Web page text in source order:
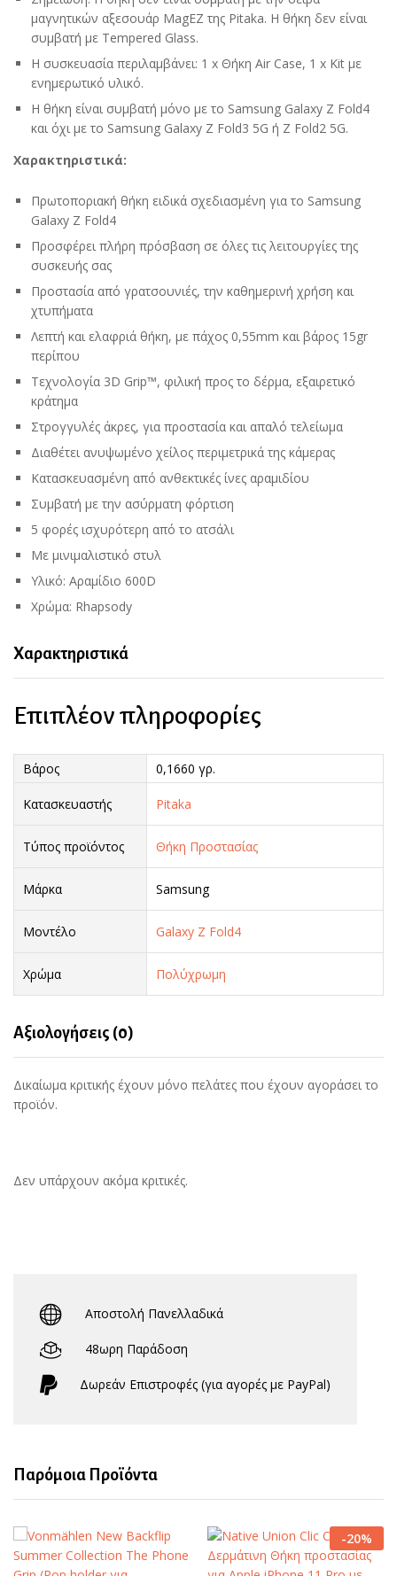
μαγνητικών αξεσουάρ MagEZ της Pitaka. Η θήκη δεν είναι
συμβατή με Tempered Glass.
Η συσκευασία περιλαμβάνει: 1 x Θήκη Air Case, 1 x Kit με
ενημερωτικό υλικό.
Η θήκη είναι συμβατή μόνο με το Samsung Galaxy Z Fold4
και όχι με το Samsung Galaxy Z Fold3 5G ή Z Fold2 5G.
Χαρακτηριστικά:
Πρωτοποριακή θήκη ειδικά σχεδιασμένη για το Samsung
Galaxy Z Fold4
Προσφέρει πλήρη πρόσβαση σε όλες τις λειτουργίες της
συσκευής σας
Προστασία από γρατσουνιές, την καθημερινή χρήση και
χτυπήματα
Λεπτή και ελαφριά θήκη, με πάχος 0,55mm και βάρος 15gr
περίπου
Tεχνολογία 3D Grip™, φιλική προς το δέρμα, εξαιρετικό
κράτημα
Στρογγυλές άκρες, για προστασία και απαλό τελείωμα
Διαθέτει ανυψωμένο χείλος περιμετρικά της κάμερας
Κατασκευασμένη από ανθεκτικές ίνες αραμιδίου
Συμβατή με την ασύρματη φόρτιση
5 φορές ισχυρότερη από το ατσάλι
Με μινιμαλιστικό στυλ
Υλικό: Αραμίδιο 600D
Χρώμα: Rhapsody
Χαρακτηριστικά
Επιπλέον πληροφορίες
Βάρος 0,1660 γρ.
Κατασκευαστής Pitaka
Τύπος προϊόντος Θήκη Προστασίας
Μάρκα Samsung
Μοντέλο Galaxy Z Fold4
Χρώμα Πολύχρωμη
Αξιολογήσεις (0)
Δικαίωμα κριτικής έχουν μόνο πελάτες που έχουν αγοράσει το
προϊόν.
Δεν υπάρχουν ακόμα κριτικές.
Αποστολή Πανελλαδικά
48ωρη Παράδοση
Δωρεάν Eπιστροφές (για αγορές με PayPal)
Παρόμοια Προϊόντα
-20%